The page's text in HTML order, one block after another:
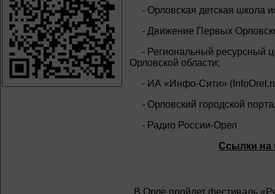
- Орловская детская школа
- Движение Первых
- Региональный ресурсный
Орловской области;
- ИА «Инфо-Сити»
- Орловский городской
- Радио России-Орел
Ссылки на
В Орле пройдет фестиваль